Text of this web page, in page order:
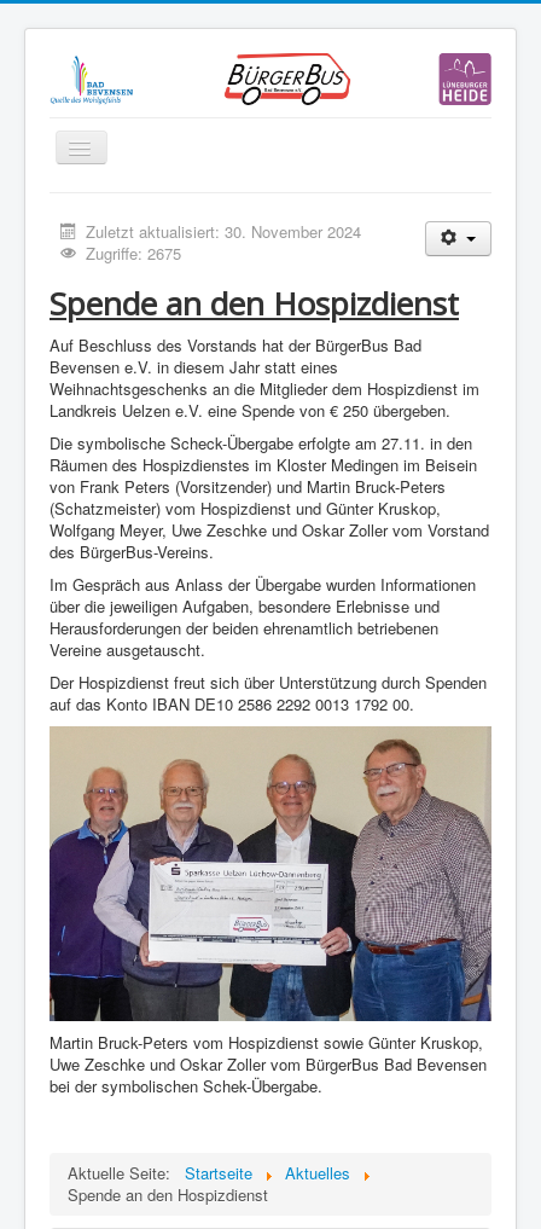
Navigation
an/aus
Verein
Abfahrten
Fahrplan
Aktuelles
Sponsoren
Downloads und Links
Mitglieder-Anmeldung
Impressum
Zuletzt aktualisiert: 30. November 2024
Zugriffe: 2675
Spende an den Hospizdienst
Auf Beschluss des Vorstands hat der BürgerBus Bad
Bevensen e.V. in diesem Jahr statt eines
Weihnachtsgeschenks an die Mitglieder dem Hospizdienst im
Landkreis Uelzen e.V. eine Spende von € 250 übergeben.
Die symbolische Scheck-Übergabe erfolgte am 27.11. in den
Räumen des Hospizdienstes im Kloster Medingen im Beisein
von Frank Peters (Vorsitzender) und Martin Bruck-Peters
(Schatzmeister) vom Hospizdienst und Günter Kruskop,
Wolfgang Meyer, Uwe Zeschke und Oskar Zoller vom Vorstand
des BürgerBus-Vereins.
Im Gespräch aus Anlass der Übergabe wurden Informationen
über die jeweiligen Aufgaben, besondere Erlebnisse und
Herausforderungen der beiden ehrenamtlich betriebenen
Vereine ausgetauscht.
Der Hospizdienst freut sich über Unterstützung durch Spenden
auf das Konto IBAN DE10 2586 2292 0013 1792 00.
Martin Bruck-Peters vom Hospizdienst sowie Günter Kruskop,
Uwe Zeschke und Oskar Zoller vom BürgerBus Bad Bevensen
bei der symbolischen Schek-Übergabe.
Aktuelle Seite: Startseite
Aktuelles
Spende an den Hospizdienst